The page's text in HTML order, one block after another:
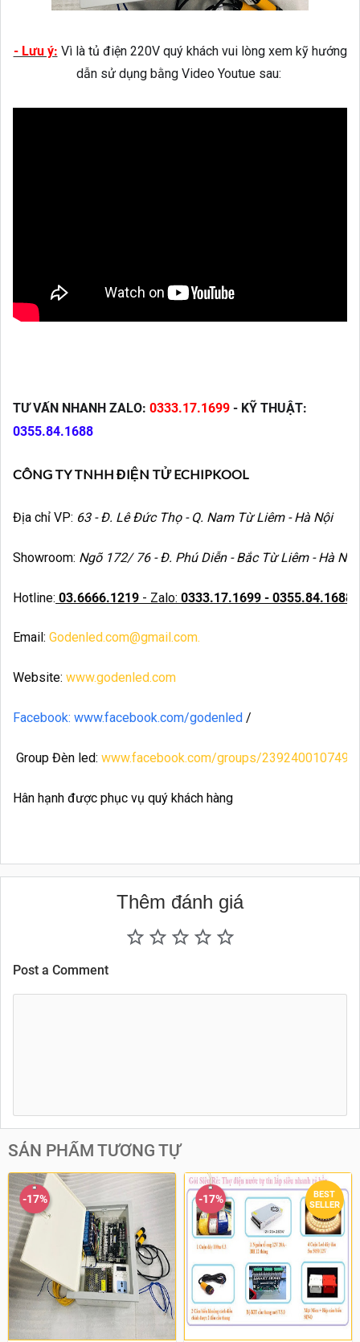
- Lưu ý: Vì là tủ điện 220V quý khách vui lòng xem kỹ hướng
dẫn sử dụng bằng Video Youtue sau:
TƯ VẤN NHANH ZALO: 0333.17.1699 - KỸ THUẬT:
0355.84.1688
CÔNG TY TNHH ĐIỆN TỬ ECHIPKOOL
Địa chỉ VP: 63 - Đ. Lê Đức Thọ - Q. Nam Từ Liêm - Hà Nội
Showroom: Ngõ 172/ 76 - Đ. Phú Diễn - Bắc Từ Liêm - Hà Nội
Hotline: 03.6666.1219 - Zalo: 0333.17.1699 - 0355.84.1688
Email: Godenled.com@gmail.com.
Website: www.godenled.com
Facebook: www.facebook.com/godenled /
Group Đèn led: www.facebook.com/groups/
Hân hạnh được phục vụ quý khách hàng
Thêm đánh giá
Post a Comment
SẢN PHẨM TƯƠNG TỰ
-17%
BEST
SELLER
-17%